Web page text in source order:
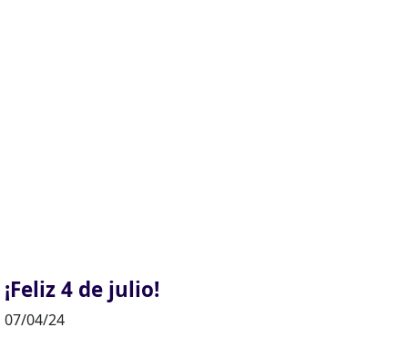
¡Feliz 4 de julio!
07/04/24